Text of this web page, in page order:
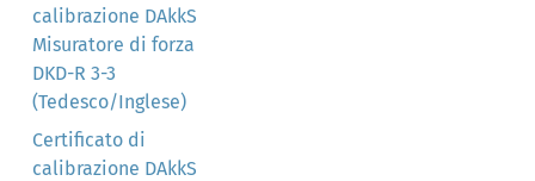
calibrazione DAkkS
Misuratore di forza
DKD-R 3-3
(Tedesco/Inglese)
Certificato di
calibrazione DAkkS